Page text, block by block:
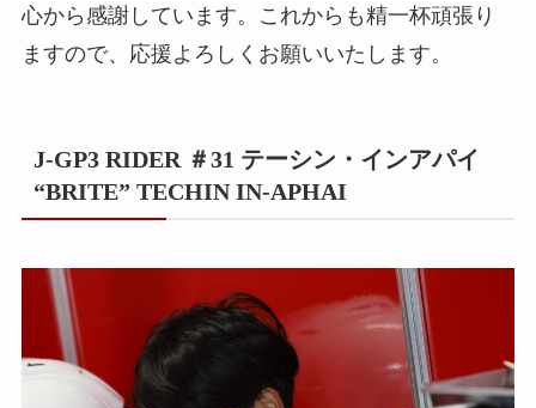
心から感謝しています。これからも精一杯頑張り
ますので、応援よろしくお願いいたします。
J-GP3 RIDER ＃31 テーシン・インアパイ
“BRITE” TECHIN IN-APHAI